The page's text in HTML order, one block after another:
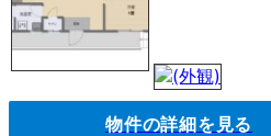
物件の詳細を見る